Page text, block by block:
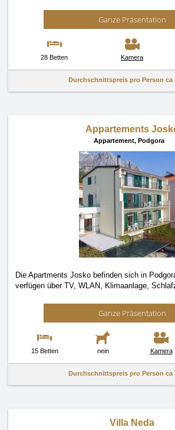
Ganze Präsentation
28 Betten Kamera
Durchschnittspreis pro Person ca
Appartements
Appartement, Podgora
Die Apartments Josko befinden sich in
verfügen über TV, WLAN, Klimaanlage,
Ganze Präsentation
15 Betten nein Kamera
Durchschnittspreis pro Person ca
Villa Neda